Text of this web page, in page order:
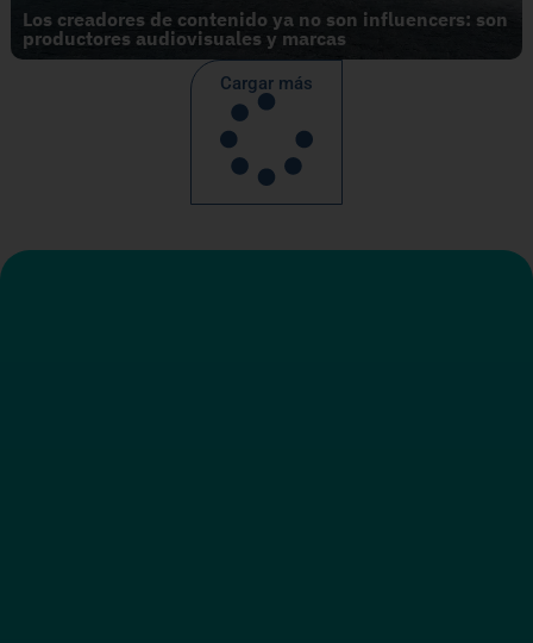
Los creadores de contenido ya no son influencers: son
productores audiovisuales y marcas
Cargar más